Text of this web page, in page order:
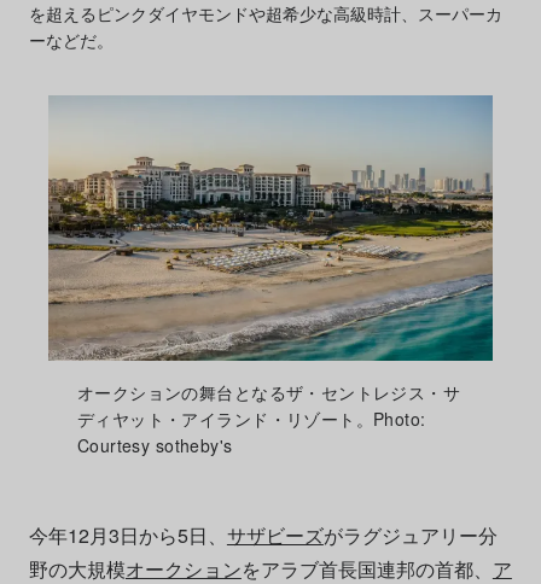
を超えるピンクダイヤモンドや超希少な高級時計、スーパーカ
ーなどだ。
オークションの舞台となるザ・セントレジス・サ
ディヤット・アイランド・リゾート。Photo:
Courtesy sotheby's
今年12月3日から5日、 サザビーズがラグジュアリー分
野の大規模オークションをアラブ首長国連邦の首都、 ア